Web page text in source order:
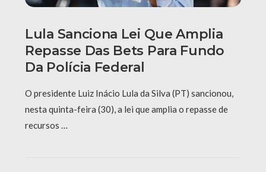
Lula Sanciona Lei Que Amplia
Repasse Das Bets Para Fundo
Da Polícia Federal
O presidente Luiz Inácio Lula da Silva (PT) sancionou,
nesta quinta-feira (30), a lei que amplia o repasse de
recursos …